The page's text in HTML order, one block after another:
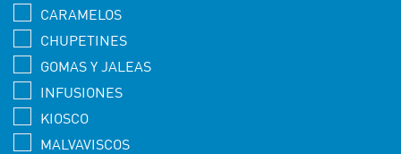
CARAMELOS
CHUPETINES
GOMAS Y JALEAS
INFUSIONES
KIOSCO
MALVAVISCOS